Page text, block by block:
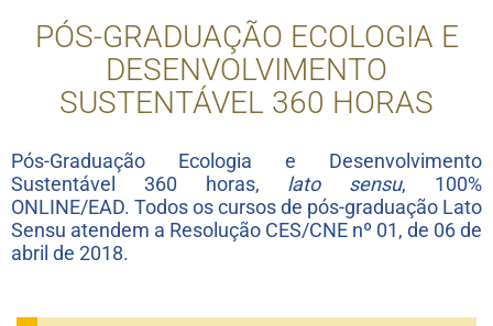
PÓS-GRADUAÇÃO ECOLOGIA E
DESENVOLVIMENTO
SUSTENTÁVEL 360 HORAS
Pós-Graduação Ecologia e Desenvolvimento
Sustentável 360 horas, lato sensu, 100%
ONLINE/EAD. Todos os cursos de pós-graduação Lato
Sensu atendem a Resolução CES/CNE nº 01, de 06 de
abril de 2018.